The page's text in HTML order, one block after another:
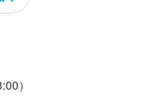
）
ジ
軽にご応募ください。